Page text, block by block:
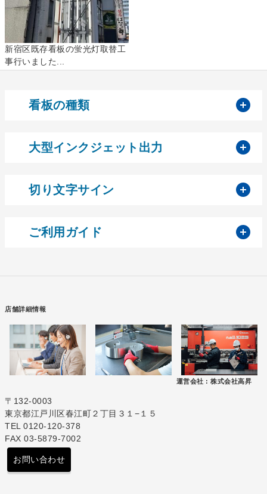
新宿区既存看板の蛍光灯取替工
事行いました...
看板の種類
大型インクジェット出力
切り文字サイン
ご利用ガイド
店舗詳細情報
運営会社 : 株式会社高昇
〒132-0003
東京都江戸川区春江町２丁目３１−１５
TEL 0120-120-378
FAX 03-5879-7002
お問い合わせ